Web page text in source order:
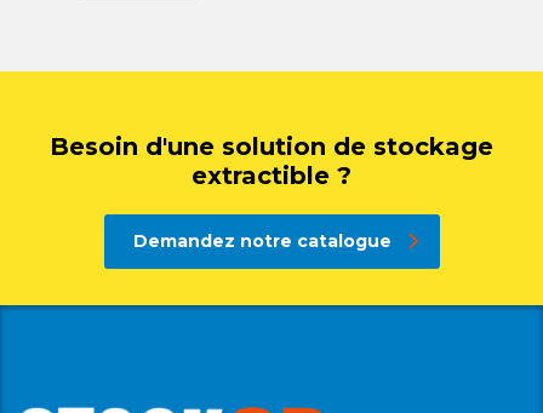
Besoin d'une solution de stockage
extractible ?
Demandez notre catalogue